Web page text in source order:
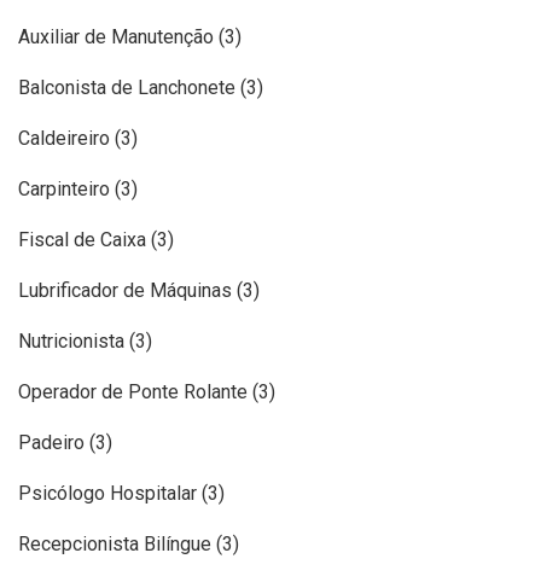
Auxiliar de Manutenção (3)
Balconista de Lanchonete (3)
Caldeireiro (3)
Carpinteiro (3)
Fiscal de Caixa (3)
Lubrificador de Máquinas (3)
Nutricionista (3)
Operador de Ponte Rolante (3)
Padeiro (3)
Psicólogo Hospitalar (3)
Recepcionista Bilíngue (3)